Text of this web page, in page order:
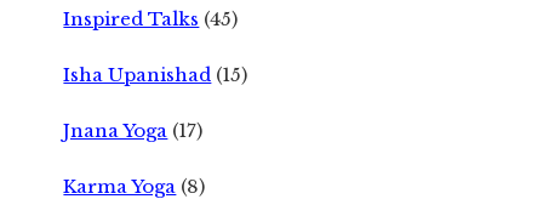
Inspired Talks (45)
Isha Upanishad (15)
Jnana Yoga (17)
Karma Yoga (8)